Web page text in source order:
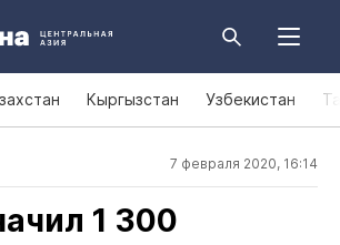
Кыргызстан Узбекистан
7 февраля 2020, 16:14
1 300